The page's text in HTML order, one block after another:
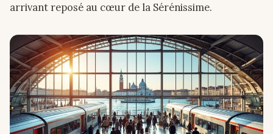
arrivant reposé au cœur de la Sérénissime.